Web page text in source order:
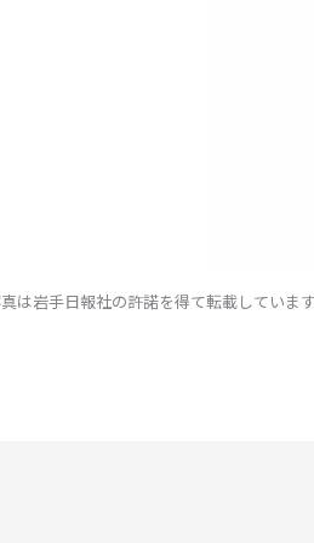
は岩手日報社の許諾を得て転載していま